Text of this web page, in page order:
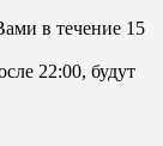
в течение 15
22:00, будут